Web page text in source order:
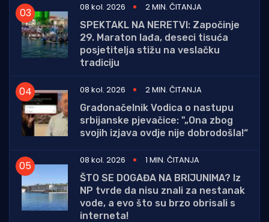
08 kol. 2026
2 MIN. ČITANJA
SPEKTAKL NA NERETVI: Započinje
29. Maraton lađa, deseci tisuća
posjetitelja stižu na veslačku
tradiciju
08 kol. 2026
2 MIN. ČITANJA
Gradonačelnik Vodica o nastupu
srbijanske pjevačice: "„Ona zbog
svojih izjava ovdje nije dobrodošla!“
08 kol. 2026
1 MIN. ČITANJA
ŠTO SE DOGAĐA NA BRIJUNIMA? Iz
NP tvrde da nisu znali za nestanak
vode, a evo što su brzo obrisali s
interneta!